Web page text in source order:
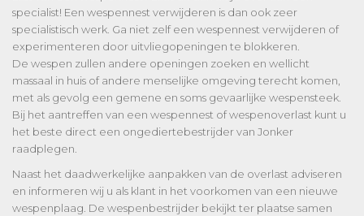
specialist! Een wespennest verwijderen is dan ook zeer
specialistisch werk. Ga niet zelf een wespennest verwijderen of
experimenteren door uitvliegopeningen te blokkeren.
De wespen zullen andere openingen zoeken en wellicht
massaal in huis of andere menselijke omgeving terecht komen,
met als gevolg een gemene en soms gevaarlijke wespensteek.
Bij het aantreffen van een wespennest of wespenoverlast kunt u
het beste direct een ongediertebestrijder van Jonker
raadplegen.
Naast het daadwerkelijke aanpakken van de overlast adviseren
en informeren wij u als klant in het voorkomen van een nieuwe
wespenplaag. De wespenbestrijder bekijkt ter plaatse samen